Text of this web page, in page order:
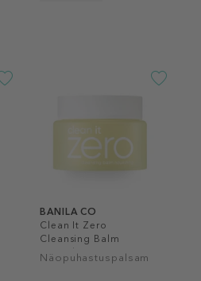
BANILA CO
Clean It Zero
Cleansing Balm
Nourishing
Näopuhastuspalsam